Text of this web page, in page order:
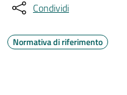
Condividi
Normativa di riferimento